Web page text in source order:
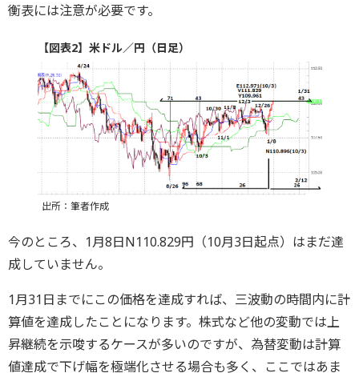
衡表には注意が必要です。
【図表2】米ドル／円（日足）
出所：筆者作成
今のところ、1月8日N110.829円（10月3日起点）はまだ達
成していません。
1月31日までにこの価格を達成すれば、三波動の時間内に計
算値を達成したことになります。株式など他の変動では上
昇継続を示唆するケースが多いのですが、為替変動は計算
値達成で下げ幅を極端化させる場合も多く、ここではあま